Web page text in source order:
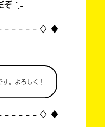
。よろしく！
ˊˎ˗
𓐄 𓐄 𓐄 𓐄 ♢ ♦︎
んすよ…！
𓐄 𓐄 𓐄 𓐄 ♢ ♦︎